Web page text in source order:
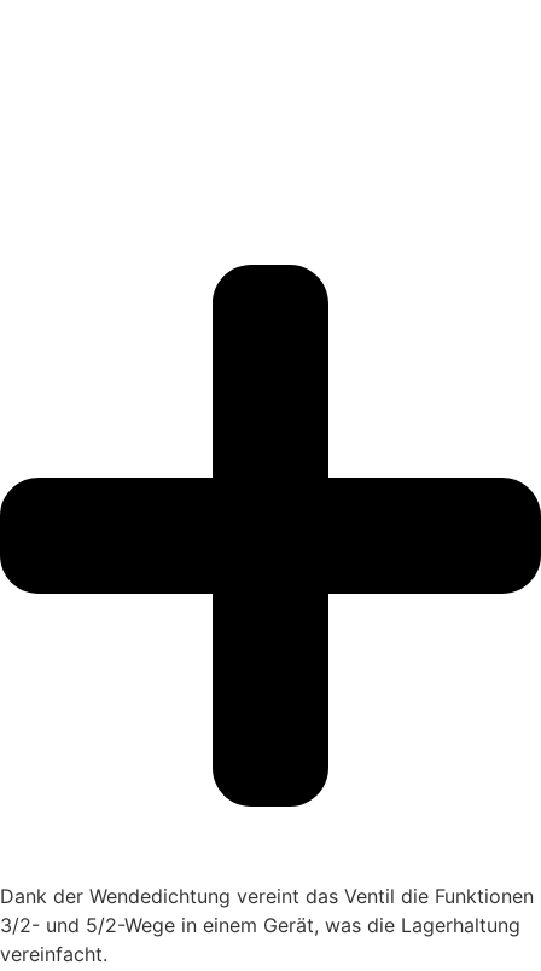
Dank der Wendedichtung vereint das Ventil die Funktionen
3/2- und 5/2-Wege in einem Gerät, was die Lagerhaltung
vereinfacht.